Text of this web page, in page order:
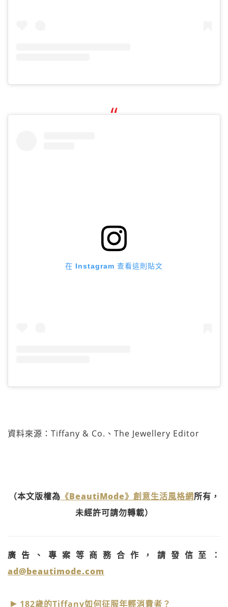
在 Instagram 查看這則貼文
資料來源：Tiffany & Co.、The Jewellery Editor
（本文版權為 《BeautiMode》創意生活風格網所有，
未經許可請勿轉載）
廣告、專案等商務合作，請發信至：
ad@beautimode.com
182歲的Tiffany如何征服年輕消費者？